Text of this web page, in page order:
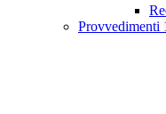
Provvedimenti